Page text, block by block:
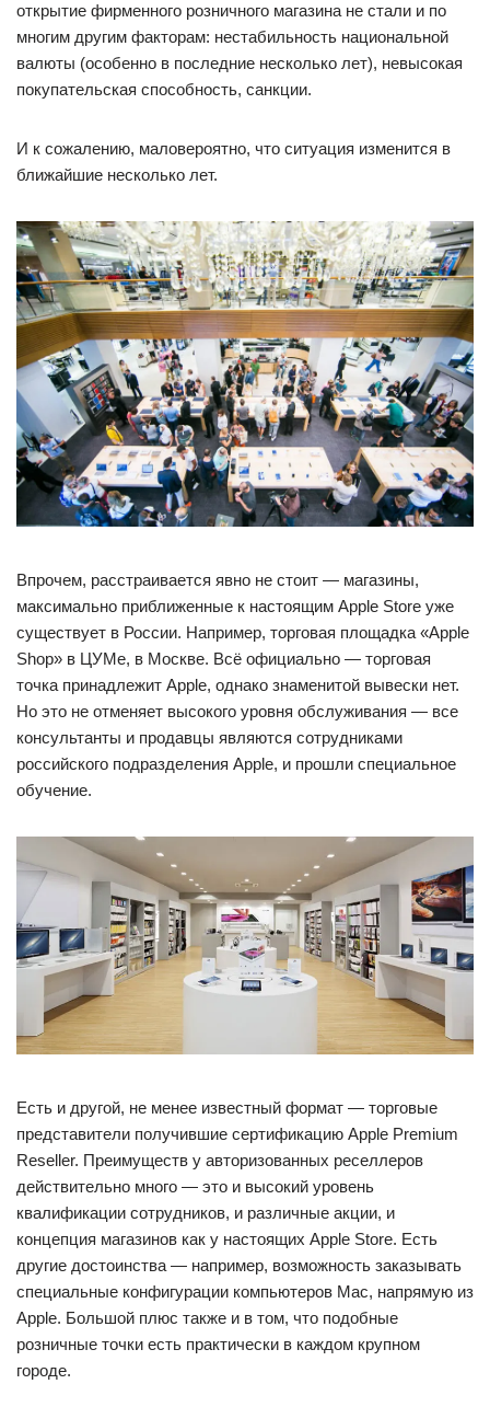
открытие фирменного розничного магазина не стали и по
многим другим факторам: нестабильность национальной
валюты (особенно в последние несколько лет), невысокая
покупательская способность, санкции.
И к сожалению, маловероятно, что ситуация изменится в
ближайшие несколько лет.
Впрочем, расстраивается явно не стоит — магазины,
максимально приближенные к настоящим Apple Store уже
существует в России. Например, торговая площадка «Apple
Shop» в ЦУМе, в Москве. Всё официально — торговая
точка принадлежит Apple, однако знаменитой вывески нет.
Но это не отменяет высокого уровня обслуживания — все
консультанты и продавцы являются сотрудниками
российского подразделения Apple, и прошли специальное
обучение.
Есть и другой, не менее известный формат — торговые
представители получившие сертификацию Apple Premium
Reseller. Преимуществ у авторизованных реселлеров
действительно много — это и высокий уровень
квалификации сотрудников, и различные акции, и
концепция магазинов как у настоящих Apple Store. Есть
другие достоинства — например, возможность заказывать
специальные конфигурации компьютеров Mac, напрямую из
Apple. Большой плюс также и в том, что подобные
розничные точки есть практически в каждом крупном
городе.